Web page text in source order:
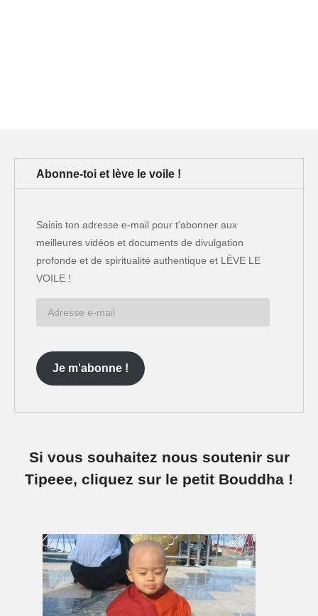
Abonne-toi et lève le voile !
Saisis ton adresse e-mail pour t'abonner aux
meilleures vidéos et documents de divulgation
profonde et de spiritualité authentique et LÈVE LE
VOILE !
Je m'abonne !
Si vous souhaitez nous soutenir sur
Tipeee, cliquez sur le petit Bouddha !